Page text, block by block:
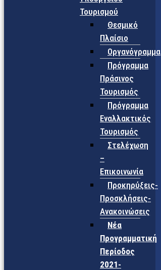
Τουρισμού
Θεσμικό
Πλαίσιο
Οργανόγραμμα
Πρόγραμμα
Πράσινος
Τουρισμός
Πρόγραμμα
Εναλλακτικός
Τουρισμός
Στελέχωση
–
Επικοινωνία
Προκηρύξεις-
Προσκλήσεις-
Ανακοινώσεις
Νέα
Προγραμματική
Περίοδος
2021-